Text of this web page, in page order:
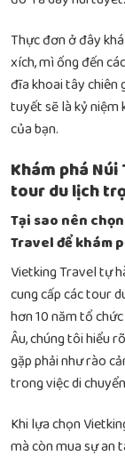
Thực đơn ở đây
xích, mì ống đến
đĩa khoai tây chiên
tuyết sẽ là kỷ niệm
của bạn.
Khám phá
tour du lịch
Tại sao nên
Travel để khám
Vietking Travel tự
cung cấp các tour
hơn 10 năm tổ
Âu, chúng tôi hiểu
gặp phải như rào
trong việc di
Khi lựa chọn
mà còn mua sự an